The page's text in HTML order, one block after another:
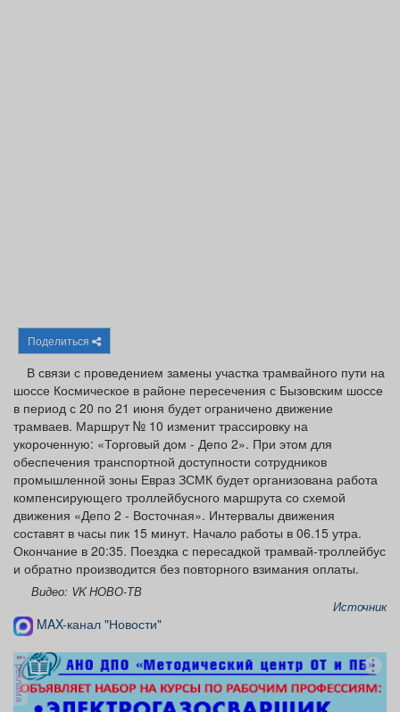
Поделиться
В связи с проведением замены участка трамвайного пути на
шоссе Космическое в районе пересечения с Бызовским шоссе
в период с 20 по 21 июня будет ограничено движение
трамваев. Маршрут № 10 изменит трассировку на
укороченную: «Торговый дом - Депо 2». При этом для
обеспечения транспортной доступности сотрудников
промышленной зоны Евраз ЗСМК будет организована работа
компенсирующего троллейбусного маршрута со схемой
движения «Депо 2 - Восточная». Интервалы движения
составят в часы пик 15 минут. Начало работы в 06.15 утра.
Окончание в 20:35. Поездка с пересадкой трамвай-троллейбус
и обратно производится без повторного взимания оплаты.
Видео: VK НОВО-ТВ
Источник
MAX-канал "Новости"
реклама